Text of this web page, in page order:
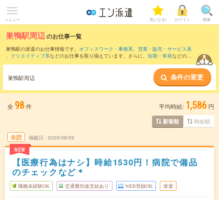
メニュー 気になる! ログイン 検索
巣鴨駅周辺のお仕事一覧
巣鴨駅の派遣のお仕事情報です。 オフィスワーク・事務系、 営業・販売・サービス系
、 クリエイティブ系などのお仕事を取り揃えています。さらに、 短期 ・ 単発などの期
また、池袋駅
など近隣駅のお仕事もご
確認いただけます。
巣鴨駅周辺 条件の変更
全 98件 平均時給: 1,586 円
新着順 時給順
未読
NEW
掲載日 2026/08/09
【医療行為はナシ】時給1530円！病院で備品
のチェックなど＊
職種未経験OK 交通費別途支給あり WEB登録OK 派遣